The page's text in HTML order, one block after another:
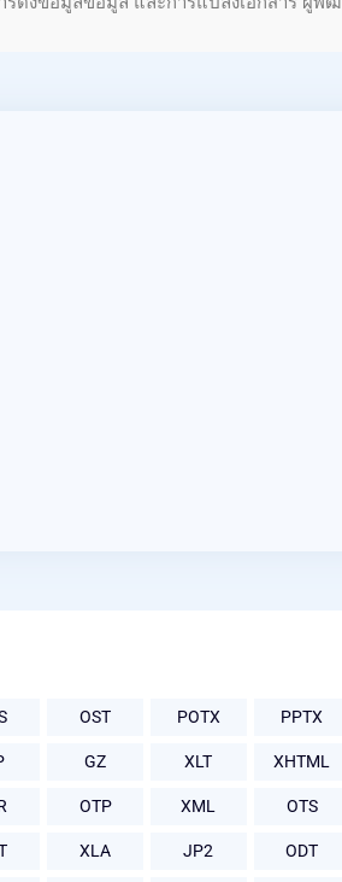
OST POTX PPTX
GZ XLT XHTML
OTP XML OTS
XLA JP2 ODT